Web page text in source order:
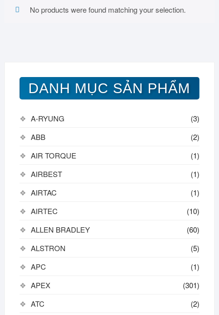
No products were found matching your selection.
DANH MỤC SẢN PHẨM
A-RYUNG
(3)
ABB
(2)
AIR TORQUE
(1)
AIRBEST
(1)
AIRTAC
(1)
AIRTEC
(10)
ALLEN BRADLEY
(60)
ALSTRON
(5)
APC
(1)
APEX
(301)
ATC
(2)